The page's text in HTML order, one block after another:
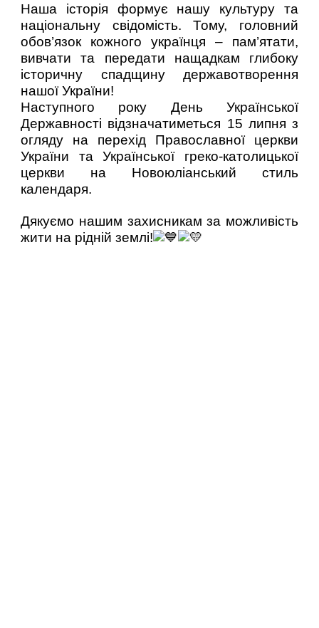
Наша історія формує нашу культуру та
національну свідомість. Тому, головний
обов’язок кожного українця – пам’ятати,
вивчати та передати нащадкам глибоку
історичну спадщину державотворення
нашої України!
Наступного року День Української
Державності відзначатиметься 15 липня з
огляду на перехід Православної церкви
України та Української греко-католицької
церкви на Новоюліанський стиль
календаря.
Дякуємо нашим захисникам за можливість
жити на рідній землі!